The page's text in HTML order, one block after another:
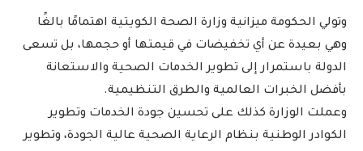
وتولي الحكومة ميزانية وزارة الصحة الكويتية اهتمامًا بالغًا
وهي بعيدة عن أي تخفيضات في قيمتها أو حجمها، بل تسعى
الدولة باستمرار إلى تطوير الخدمات الصحية والاستعانة
بأفضل الخبرات العالمية والطرق التنظيمية.
وعملت الوزارة كذلك على تحسين جودة الخدمات وتطوير
الكوادر الوطنية بنظام الرعاية الصحية عالية الجودة، وتطوير